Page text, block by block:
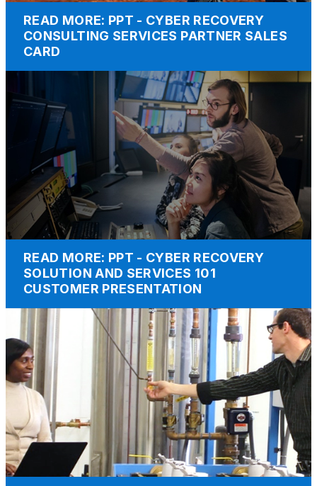
READ MORE: PPT - CYBER RECOVERY
CONSULTING SERVICES PARTNER SALES
CARD
READ MORE: PPT - CYBER RECOVERY
SOLUTION AND SERVICES 101
CUSTOMER PRESENTATION